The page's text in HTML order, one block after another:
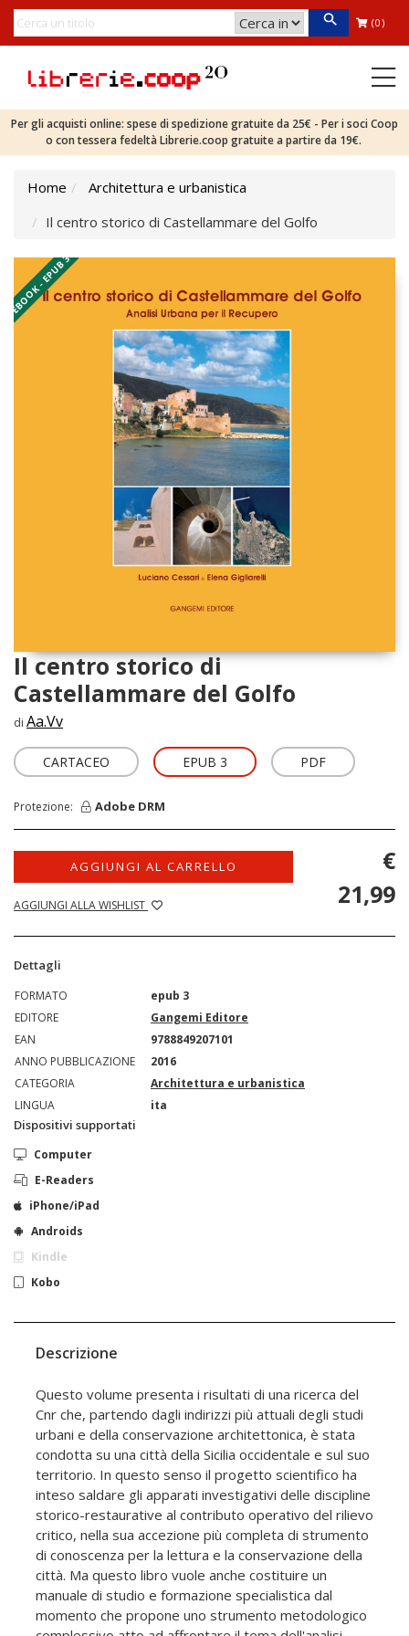
(0)
Per gli acquisti online: spese di spedizione gratuite da 25€ - Per i soci Coop
o con tessera fedeltà Librerie.coop gratuite a partire da 19€.
Home
Architettura e urbanistica
Il centro storico di Castellammare del Golfo
EBOOK - EPUB 3
Il centro storico di
Castellammare del Golfo
di Aa.Vv
CARTACEO EPUB 3 PDF
Protezione: Adobe DRM
AGGIUNGI AL CARRELLO
AGGIUNGI ALLA WISHLIST
€
21,99
Dettagli
FORMATO
epub 3
EDITORE
Gangemi Editore
EAN
9788849207101
ANNO PUBBLICAZIONE
2016
CATEGORIA
Architettura e urbanistica
LINGUA
ita
Dispositivi supportati
Computer
E-Readers
iPhone/iPad
Androids
Kindle
Kobo
Descrizione
Questo volume presenta i risultati di una ricerca del
Cnr che, partendo dagli indirizzi più attuali degli studi
urbani e della conservazione architettonica, è stata
condotta su una città della Sicilia occidentale e sul suo
territorio. In questo senso il progetto scientifico ha
inteso saldare gli apparati investigativi delle discipline
storico-restaurative al contributo operativo del rilievo
critico, nella sua accezione più completa di strumento
di conoscenza per la lettura e la conservazione della
città. Ma questo libro vuole anche costituire un
manuale di studio e formazione specialistica dal
momento che propone uno strumento metodologico